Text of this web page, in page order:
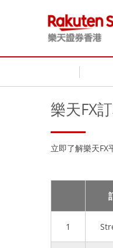
樂天FX
立即了解樂天FX
1